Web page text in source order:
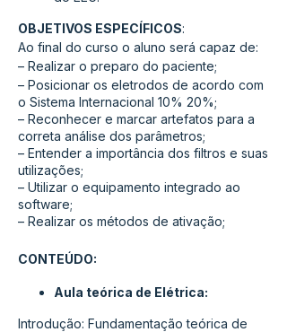
OBJETIVOS ESPECÍFICOS:
Ao final do curso o aluno será capaz de:
– Realizar o preparo do paciente;
– Posicionar os eletrodos de acordo com
o Sistema Internacional 10% 20%;
– Reconhecer e marcar artefatos para a
correta análise dos parâmetros;
– Entender a importância dos filtros e suas
utilizações;
– Utilizar o equipamento integrado ao
software;
– Realizar os métodos de ativação;
CONTEÚDO:
Aula teórica de Elétrica:
Introdução: Fundamentação teórica de